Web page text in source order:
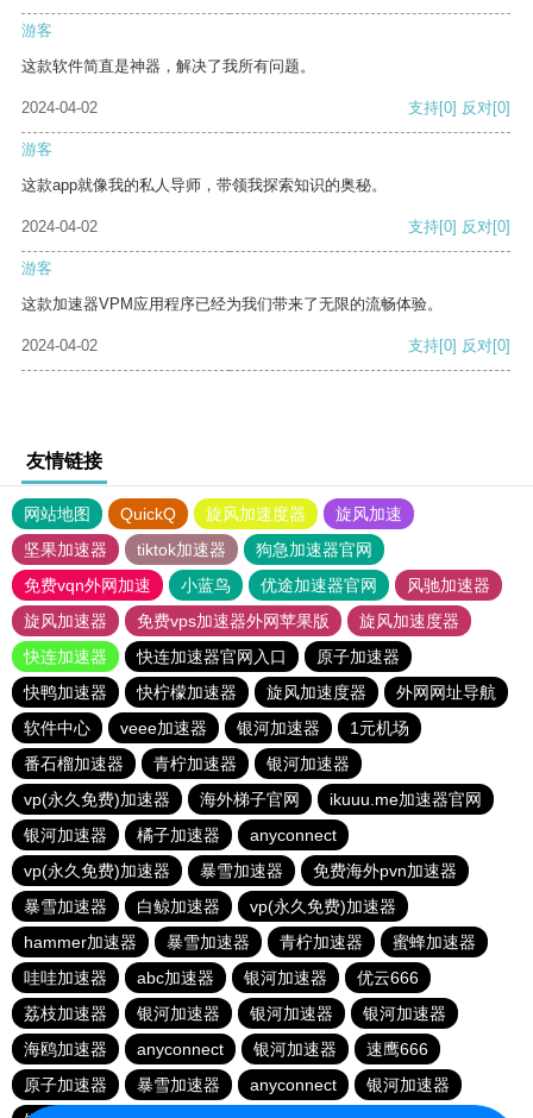
游客
这款软件简直是神器，解决了我所有问题。
2024-04-02 支持[0] 反对[0]
游客
这款app就像我的私人导师，带领我探索知识的奥秘。
2024-04-02 支持[0] 反对[0]
游客
这款加速器VPM应用程序已经为我们带来了无限的流畅体验。
2024-04-02 支持[0] 反对[0]
友情链接
网站地图 QuickQ 旋风加速度器
旋风加速
坚果加速器
tiktok加速器
狗急加速器官网
免费vqn外网加速
小蓝鸟 优途加速器官网
风驰加速器
旋风加速器
免费vps加速器外网苹果版
旋风加速度器
快连加速器
快连加速器官网入口
原子加速器
快鸭加速器
快柠檬加速器 旋风加速度器
外网网址导航
软件中心
veee加速器 银河加速器
1元机场
番石榴加速器
青柠加速器
银河加速器
vp(永久免费)加速器
海外梯子官网
ikuuu.me加速器官网
银河加速器
橘子加速器
anyconnect
vp(永久免费)加速器
暴雪加速器
免费海外pvn加速器
暴雪加速器
白鲸加速器
vp(永久免费)加速器
hammer加速器
暴雪加速器 青柠加速器
蜜蜂加速器
哇哇加速器
abc加速器 银河加速器
优云666
荔枝加速器
银河加速器 银河加速器
银河加速器
海鸥加速器
anyconnect 银河加速器
速鹰666
原子加速器
暴雪加速器 anyconnect
银河加速器